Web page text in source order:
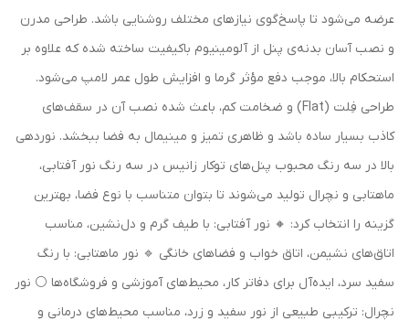
عرضه می‌شود تا پاسخ‌گوی نیازهای مختلف روشنایی باشد. طراحی مدرن
و نصب آسان بدنه‌ی پنل از آلومینیوم باکیفیت ساخته شده که علاوه بر
استحکام بالا، موجب دفع مؤثر گرما و افزایش طول عمر لامپ می‌شود.
طراحی فِلت (Flat) و ضخامت کم، باعث شده نصب آن در سقف‌های
کاذب بسیار ساده باشد و ظاهری تمیز و مینیمال به فضا ببخشد. نوردهی
بالا در سه رنگ محبوب پنل‌های توکار زانیس در سه رنگ نور آفتابی،
ماهتابی و نچرال تولید می‌شوند تا بتوان متناسب با نوع فضا، بهترین
گزینه را انتخاب کرد: 🔸 نور آفتابی: با طیف گرم و دل‌نشین، مناسب
اتاق‌های نشیمن، اتاق خواب و فضاهای خانگی 🔹 نور ماهتابی: با رنگ
سفید سرد، ایده‌آل برای دفاتر کار، محیط‌های آموزشی و فروشگاه‌ها ⚪️ نور
نچرال: ترکیبی طبیعی از نور سفید و زرد، مناسب محیط‌های درمانی و